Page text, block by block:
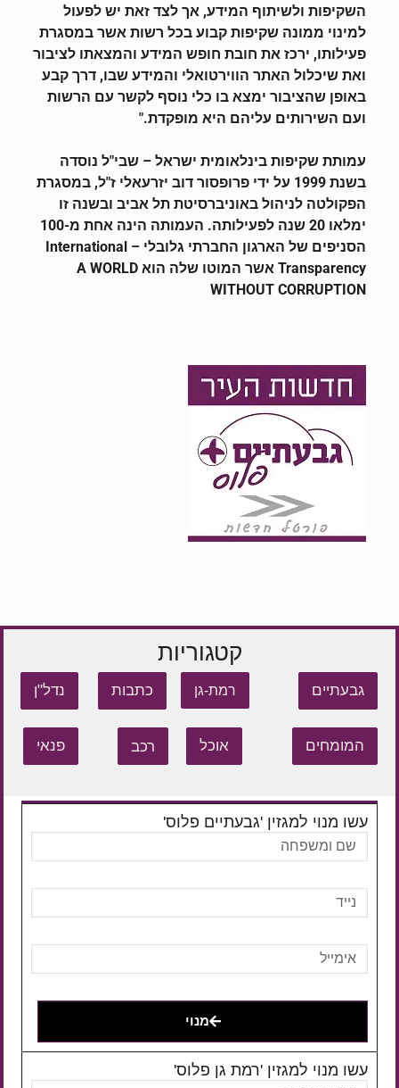
השקיפות ולשיתוף המידע, אך לצד זאת יש לפעול
למינוי ממונה שקיפות קבוע בכל רשות אשר במסגרת
פעילותו, ירכז את חובת חופש המידע והמצאתו לציבור
ואת שיכלול האתר הווירטואלי והמידע שבו, דרך קבע
באופן שהציבור ימצא בו כלי נוסף לקשר עם הרשות
ועם השירותים עליהם היא מופקדת."
עמותת שקיפות בינלאומית ישראל – שבי"ל נוסדה
בשנת 1999 על ידי פרופסור דוב יזרעאלי ז"ל, במסגרת
הפקולטה לניהול באוניברסיטת תל אביב ובשנה זו
ימלאו 20 שנה לפעילותה. העמותה הינה אחת מ-100
הסניפים של הארגון החברתי גלובלי – International
Transparency אשר המוטו שלה הוא A WORLD
WITHOUT CORRUPTION
קטגוריות
גבעתיים רמת-גן כתבות נדל"ן
המומחים אוכל רכב פנאי
עשו מנוי למגזין 'גבעתיים פלוס'
מנוי
עשו מנוי למגזין 'רמת גן פלוס'